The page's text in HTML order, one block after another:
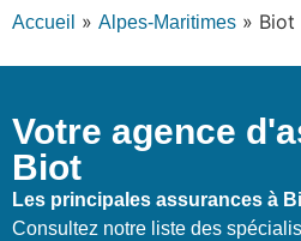
Accueil » Alpes-Maritimes » Biot
Votre agence
Biot
Les principales assurances à
Consultez notre liste des